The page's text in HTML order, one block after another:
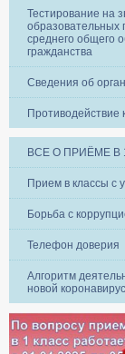
Тестирование на
образовательных
среднего общего
гражданства
Сведения об
Противодействие
ВСЕ О ПРИЁМЕ В
Прием в классы с
Борьба с
Телефон доверия
Алгоритм
новой